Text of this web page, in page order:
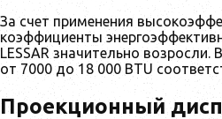
За счет применения
коэффициенты
LESSAR значительно
от 7000 до 18 000 BTU
Проекционный